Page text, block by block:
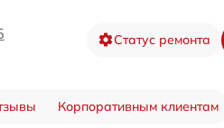
Статус ремонта
Корпоративным клиентам